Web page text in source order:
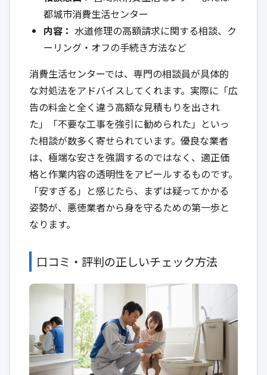
都城市消費生活センター
内容： 水道修理の高額請求に関する相談、ク
ーリング・オフの手続き方法など
消費生活センターでは、専門の相談員が具体的
な対処法をアドバイスしてくれます。実際に「広
告の料金と全く違う高額な見積もりを出され
た」「不要な工事を強引に勧められた」といっ
た相談が数多く寄せられています。優良な業者
は、極端な安さを強調するのではなく、適正価
格と作業内容の透明性をアピールするものです。
「安すぎる」と感じたら、まずは疑ってかかる
姿勢が、悪徳業者から身を守るための第一歩と
なります。
口コミ・評判の正しいチェック方法